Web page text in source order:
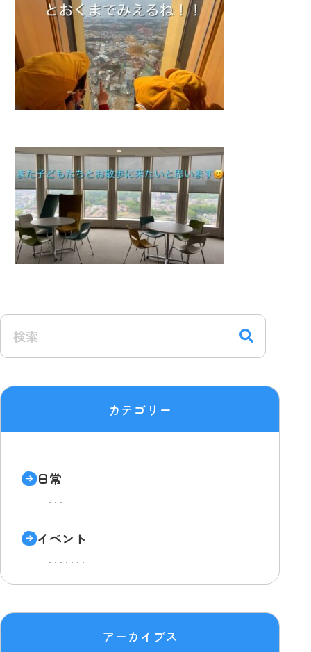
カテゴリー
日常
イベント
アーカイブス